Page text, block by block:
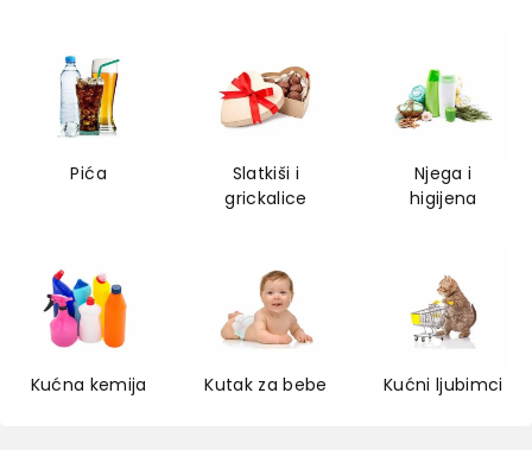
Pića
Slatkiši i
grickalice
Njega i
higijena
Kućna kemija Kutak za bebe Kućni ljubimci